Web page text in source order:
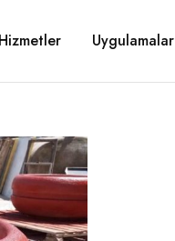
Hizmetler Uygulamalar